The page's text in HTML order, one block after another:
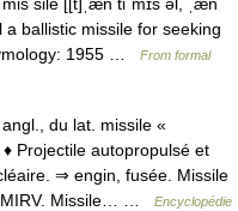
a ballistic missile for seeking
1955 …
From formal
du lat. missile «
Projectile autopropulsé et
⇒ engin, fusée. Missile
MIRV. Missile… …
Encyclopédie